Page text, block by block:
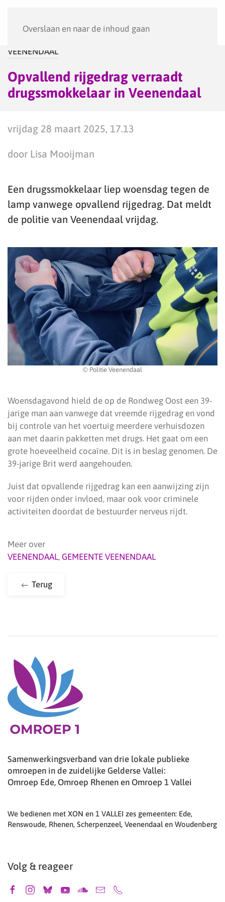
Overslaan en naar de inhoud gaan
VEENENDAAL
Opvallend rijgedrag verraadt
drugssmokkelaar in Veenendaal
vrijdag 28 maart 2025, 17.13
door Lisa Mooijman
Een drugssmokkelaar liep woensdag tegen de
lamp vanwege opvallend rijgedrag. Dat meldt
de politie van Veenendaal vrijdag.
© Politie Veenendaal
Woensdagavond hield de op de Rondweg Oost een 39-
jarige man aan vanwege dat vreemde rijgedrag en vond
bij controle van het voertuig meerdere verhuisdozen
aan met daarin pakketten met drugs. Het gaat om een
grote hoeveelheid cocaïne. Dit is in beslag genomen. De
39-jarige Brit werd aangehouden.
Juist dat opvallende rijgedrag kan een aanwijzing zijn
voor rijden onder invloed, maar ook voor criminele
activiteiten doordat de bestuurder nerveus rijdt.
Meer over
VEENENDAAL, GEMEENTE VEENENDAAL
Terug
Samenwerkingsverband van drie lokale publieke
omroepen in de zuidelijke Gelderse Vallei:
Omroep Ede, Omroep Rhenen en Omroep 1 Vallei
We bedienen met XON en 1 VALLEI zes gemeenten: Ede,
Renswoude, Rhenen, Scherpenzeel, Veenendaal en Woudenberg
Volg & reageer